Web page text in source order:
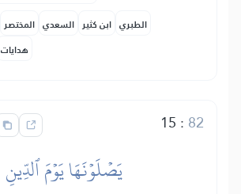
المختصر السعدي ابن كثير الطبري
هدايات
15 : 82
يَصۡلَوۡنَهَا يَوۡمَ ٱلدِّينِ